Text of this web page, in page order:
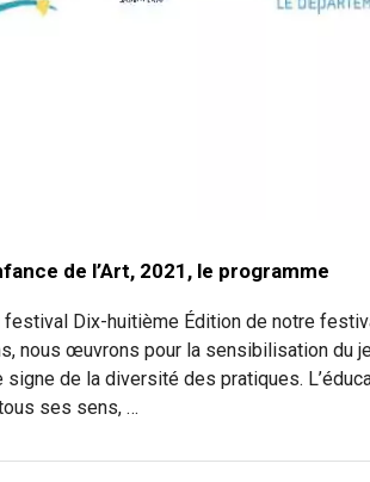
de l’Art, 2021, le programme
Dix-huitième Édition de notre
nous œuvrons pour la sensibilisation du
de la diversité des pratiques.
ses sens, …